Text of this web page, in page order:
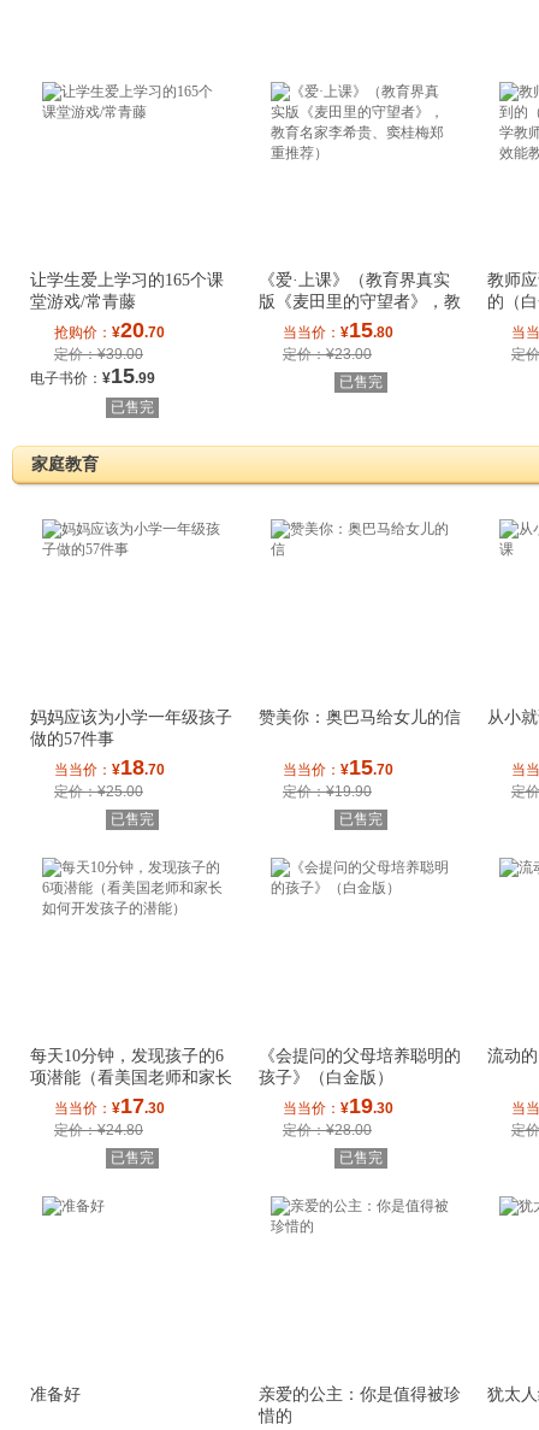
让学生爱上学习的165个课
堂游戏/常青藤
抢购价： ¥20.70
定价：¥39.00
电子书价： ¥15.99
已售完
《爱·上课》（教育界真实
版《麦田里的守望者》，教
育名家李希贵
当当价： ¥15.80
定价：¥23.00
已售完
教师
的（
教师
当
定
家庭教育
妈妈应该为小学一年级孩子
做的57件事
当当价： ¥18.70
定价：¥25.00
已售完
赞美你：奥巴马给女儿的信
当当价： ¥15.70
定价：¥19.90
已售完
从小
当
定
每天10分钟，发现孩子的6
项潜能（看美国老师和家长
如何开发孩子
当当价： ¥17.30
定价：¥24.80
已售完
《会提问的父母培养聪明的
孩子》（白金版）
当当价： ¥19.30
定价：¥28.00
已售完
流动
当
定
准备好
亲爱的公主：你是值得被珍
惜的
犹太